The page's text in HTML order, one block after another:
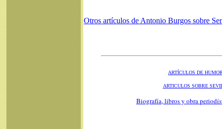
Otros artículos de Antonio Burgos sobre
ARTÍCULOS DE
ARTICULOS SOBRE
Biografía, libros y obra